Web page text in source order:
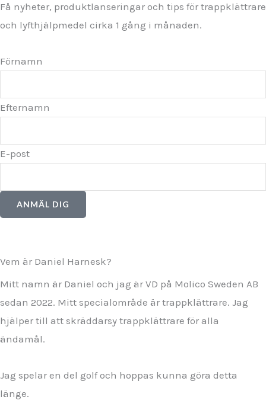
Få nyheter, produktlanseringar och tips för trappklättrare
och lyfthjälpmedel cirka 1 gång i månaden.
Förnamn
Efternamn
E-post
ANMÄL DIG
Vem är Daniel Harnesk?
Mitt namn är Daniel och jag är VD på Molico Sweden AB
sedan 2022. Mitt specialområde är trappklättrare. Jag
hjälper till att skräddarsy trappklättrare för alla
ändamål.
Jag spelar en del golf och hoppas kunna göra detta
länge.